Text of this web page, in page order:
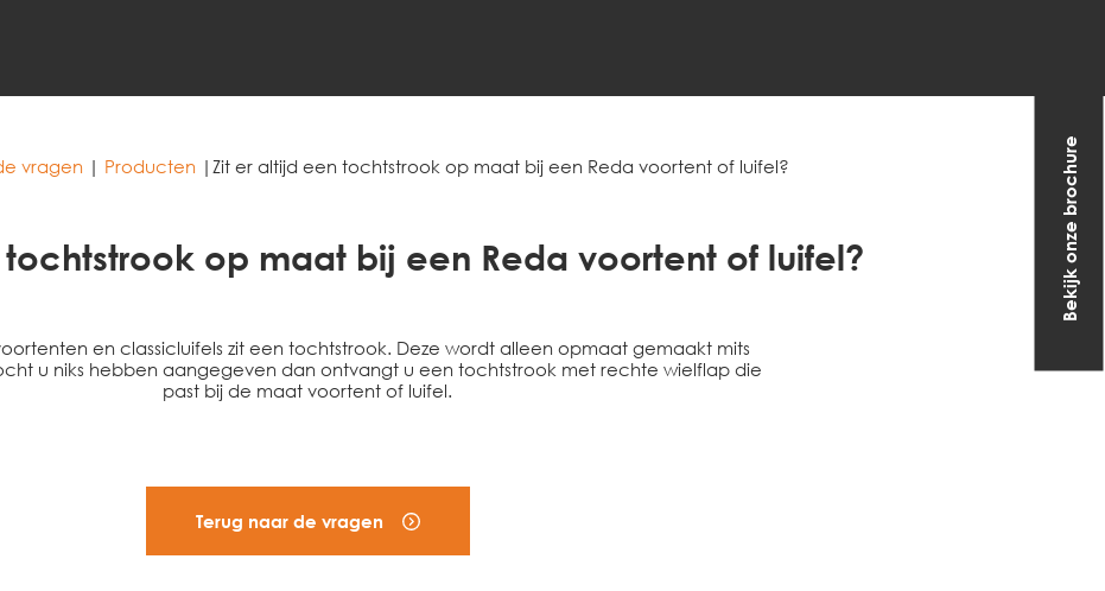
vragen | Producten | Zit er altijd een tochtstrook op maat bij een Reda voortent of luifel?
op maat bij een Reda voortent of luifel?
en classicluifels zit een tochtstrook. Deze wordt alleen opmaat gemaakt mits
u niks hebben aangegeven dan ontvangt u een tochtstrook met rechte wielflap die
past bij de maat voortent of luifel.
Terug naar de vragen
Bekijk onze brochure